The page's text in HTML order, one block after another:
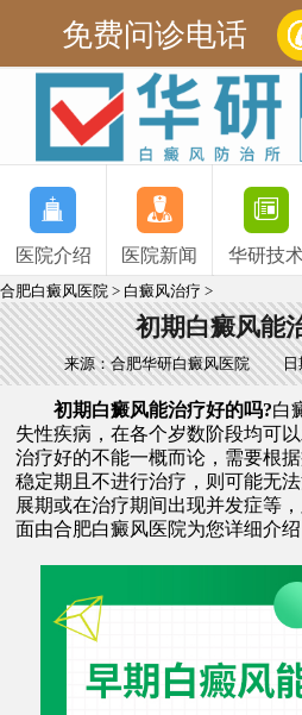
免费问诊电话
医院介绍 医院新闻 华研技
合肥白癜风医院 > 白癜风治疗 >
初期白癜风能
来源：合肥华研白癜风医院 日
初期白癜风能治疗好的吗?白
失性疾病，在各个岁数阶段均可
治疗好的不能一概而论，需要根
稳定期且不进行治疗，则可能无
展期或在治疗期间出现并发症等
面由合肥白癜风医院为您详细介绍